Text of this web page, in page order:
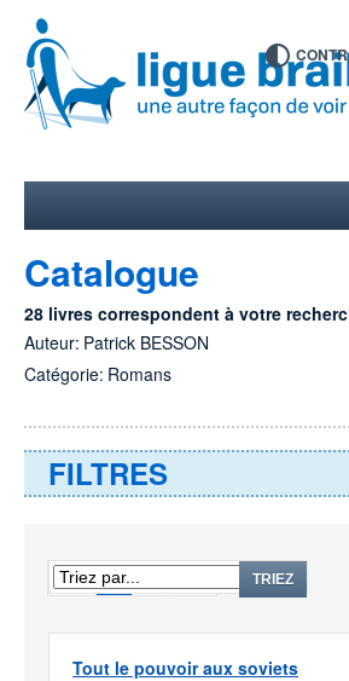
Catalogue
28 livres correspondent à votre
Auteur: Patrick BESSON
Catégorie: Romans
FILTRES
1 TRIEZ
Tout le pouvoir aux soviets